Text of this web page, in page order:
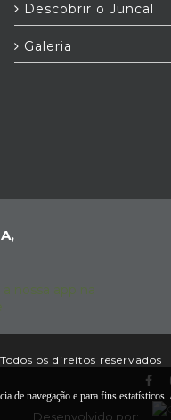
Descobrir o Juncal
Galeria
os direitos reservados |
Desenvolvido por:
de navegação e para fins